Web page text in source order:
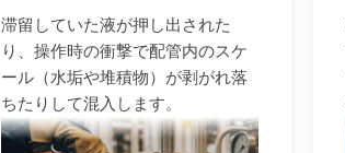
滞留していた液が押し出された
り、操作時の衝撃で配管内のスケ
ール（水垢や堆積物）が剥がれ落
ちたりして混入します。